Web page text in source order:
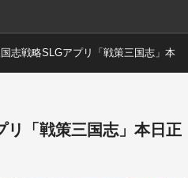
志戦略SLGアプリ「戦策三国志」本
リ「戦策三国志」本日正